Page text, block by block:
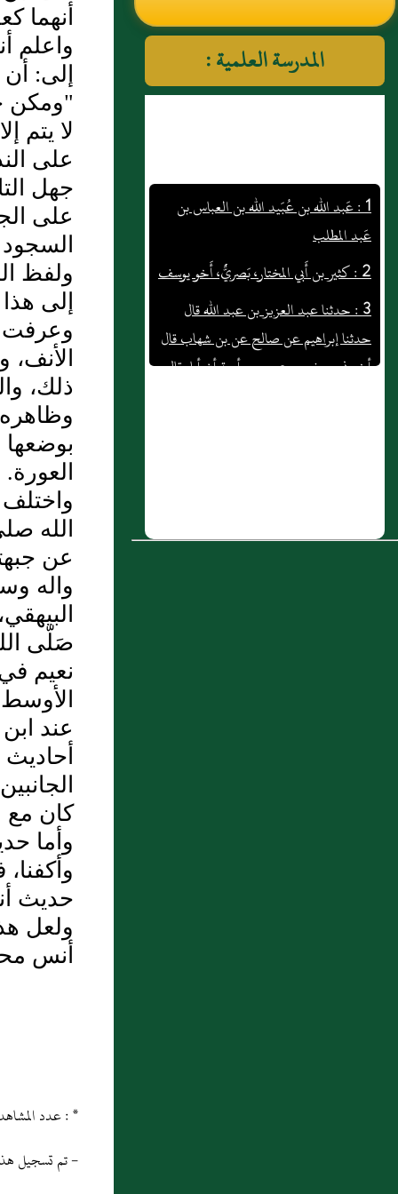
النووي رحمهم الله تعالى
المدرسة العلمية :
عَبد المطلب
2 : كثير بن أَبي المختار، بَصريٌّ، أَخو يوسف
3 : حدثنا عبد العزيز بن عبد الله قال
حدثنا إبراهيم عن صالح عن بن شهاب قال
أخبرني جعفر بن عمرو بن أمية أن أباه قال
ثم رأيت رسول الله صلى الله عليه وسلم
اللَّهِ بْنَ عُمَرَ يَقِفُ عَلَى قَبْرِ النَّبِيِّ
أنهما
واعلم
إلى:
"ومكن
لا يتم
على
جهل
على
ولفظ
إلى
وعرفت
ذلك،
العورة.
الله
عن
واله
صَلّى
نعيم
عند
كان مع
وأما
حديث
ولعل
أنس
* : عدد المشاهدات و التنزيل منذ 18/04/
- تم تسجيل هذه